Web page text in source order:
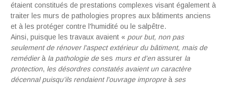
étaient constitués de prestations complexes visant également à
traiter les murs de pathologies propres aux bâtiments anciens
et à les protéger contre l'humidité ou le salpêtre.
Ainsi, puisque les travaux avaient « pour but, non pas
seulementde rénover l'aspectextérieur du bâtiment, mais de
remédierà la pathologie deses murs etd'enassurer la
protection, les désordres constatés avaientun caractère
décennalpuisqu'ils rendaient l'ouvrage impropreà ses